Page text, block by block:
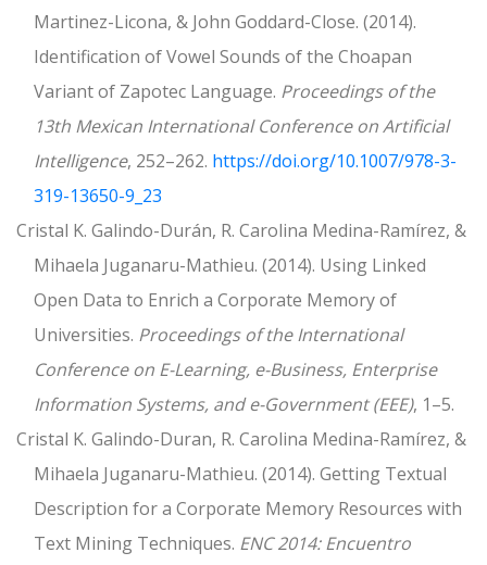
Martinez-Licona, & John Goddard-Close. (2014).
Identification of Vowel Sounds of the Choapan
Variant of Zapotec Language. Proceedings of the
13th Mexican International Conference on Artificial
Intelligence, 252–262. https://doi.org/10.1007/978-3-
319-13650-9_23
Cristal K. Galindo-Durán, R. Carolina Medina-Ramírez, &
Mihaela Juganaru-Mathieu. (2014). Using Linked
Open Data to Enrich a Corporate Memory of
Universities. Proceedings of the International
Conference on E-Learning, e-Business, Enterprise
Information Systems, and e-Government (EEE), 1–5.
Cristal K. Galindo-Duran, R. Carolina Medina-Ramírez, &
Mihaela Juganaru-Mathieu. (2014). Getting Textual
Description for a Corporate Memory Resources with
Text Mining Techniques. ENC 2014: Encuentro